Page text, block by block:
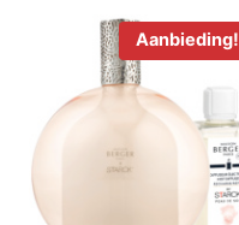
Aanbieding!